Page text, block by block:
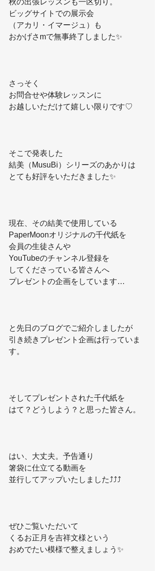
秋の出張レッスンも一区切り。
ビッグサイトでの展示会
（アカリ・イマージュ）も
おかげさmで無事終了しました✨
さっそく
お問合せや体験レッスンに
お越しいただけて嬉しい限りです♡
そこで発表した
結美（MusuBi）シリーズのあかりは
とても好評をいただきました✨
現在、その結美で使用している
PaperMoonオリジナルの千代紙を
会員の生徒さんや
YouTubeのチャンネル登録を
してくださっている皆さんへ
プレゼントの企画をしています…
と先日のブログでご紹介しましたが
引き続きプレゼント企画は行っていま
す。
そしてプレゼントされた千代紙を
はて？どうしよう？と思った皆さん。
はい、大丈夫。予告通り
箸袋に仕立てる動画を
並行してアップいたしました⤴️⤴️⤴️
ぜひご覧いただいて
くるお正月を吉祥文様という
おめでたい模様で整えましょう✨